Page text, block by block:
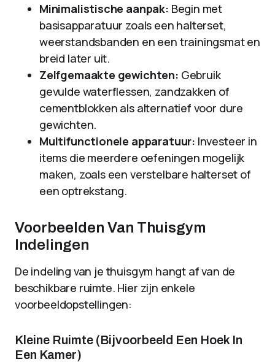
Minimalistische aanpak: Begin met
basisapparatuur zoals een halterset,
weerstandsbanden en een trainingsmat en
breid later uit.
Zelfgemaakte gewichten: Gebruik
gevulde waterflessen, zandzakken of
cementblokken als alternatief voor dure
gewichten.
Multifunctionele apparatuur: Investeer in
items die meerdere oefeningen mogelijk
maken, zoals een verstelbare halterset of
een optrekstang.
Voorbeelden Van Thuisgym
Indelingen
De indeling van je thuisgym hangt af van de
beschikbare ruimte. Hier zijn enkele
voorbeeldopstellingen:
Kleine Ruimte (Bijvoorbeeld Een Hoek In
Een Kamer)